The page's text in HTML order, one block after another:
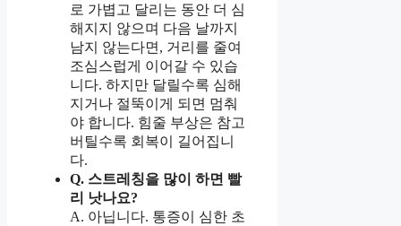
로 가볍고 달리는 동안 더 심
해지지 않으며 다음 날까지
남지 않는다면, 거리를 줄여
조심스럽게 이어갈 수 있습
니다. 하지만 달릴수록 심해
지거나 절뚝이게 되면 멈춰
야 합니다. 힘줄 부상은 참고
버틸수록 회복이 길어집니
다.
Q. 스트레칭을 많이 하면 빨
리 낫나요?
A. 아닙니다. 통증이 심한 초